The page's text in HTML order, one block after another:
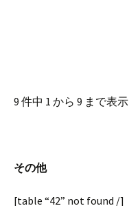
9 件中 1 から 9 まで表示
その他
[table “42” not found /]